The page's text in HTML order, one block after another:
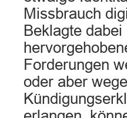
Missbrauch
Beklagte
Forderungen
oder aber